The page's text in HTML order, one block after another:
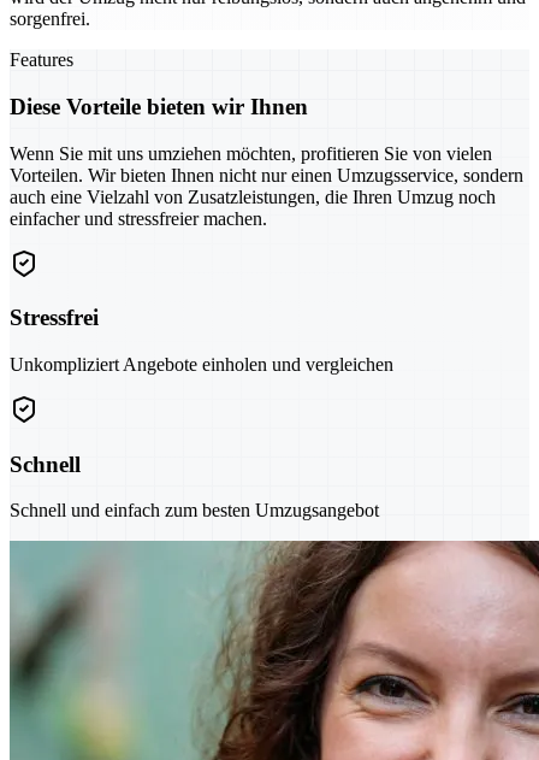
sorgenfrei.
Features
Diese Vorteile bieten wir Ihnen
Wenn Sie mit uns umziehen möchten, profitieren Sie von vielen
Vorteilen. Wir bieten Ihnen nicht nur einen Umzugsservice, sondern
auch eine Vielzahl von Zusatzleistungen, die Ihren Umzug noch
einfacher und stressfreier machen.
Stressfrei
Unkompliziert Angebote einholen und vergleichen
Schnell
Schnell und einfach zum besten Umzugsangebot